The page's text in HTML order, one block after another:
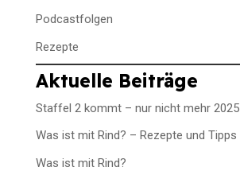
Podcastfolgen
Rezepte
Aktuelle Beiträge
Staffel 2 kommt – nur nicht mehr 2025
Was ist mit Rind? – Rezepte und Tipps
Was ist mit Rind?